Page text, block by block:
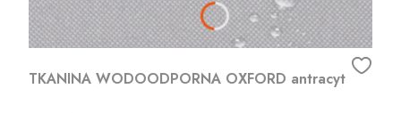
TKANINA WODOODPORNA OXFORD antracyt